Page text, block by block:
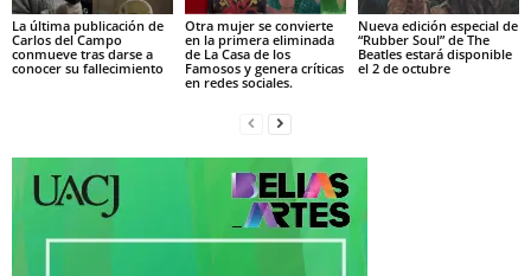
La última publicación de
Carlos del Campo
conmueve tras darse a
conocer su fallecimiento
Otra mujer se convierte
en la primera eliminada
de La Casa de los
Famosos y genera críticas
en redes sociales.
Nueva edición especial de
“Rubber Soul” de The
Beatles estará disponible
el 2 de octubre